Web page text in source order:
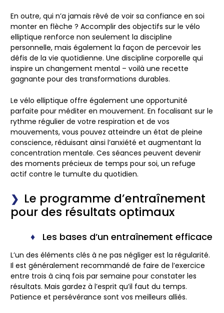
En outre, qui n’a jamais rêvé de voir sa confiance en soi
monter en flèche ? Accomplir des objectifs sur le vélo
elliptique renforce non seulement la discipline
personnelle, mais également la façon de percevoir les
défis de la vie quotidienne. Une discipline corporelle qui
inspire un changement mental – voilà une recette
gagnante pour des transformations durables.
Le vélo elliptique offre également une opportunité
parfaite pour méditer en mouvement. En focalisant sur le
rythme régulier de votre respiration et de vos
mouvements, vous pouvez atteindre un état de pleine
conscience, réduisant ainsi l’anxiété et augmentant la
concentration mentale. Ces séances peuvent devenir
des moments précieux de temps pour soi, un refuge
actif contre le tumulte du quotidien.
Le programme d’entraînement
pour des résultats optimaux
Les bases d’un entraînement efficace
L’un des éléments clés à ne pas négliger est la régularité.
Il est généralement recommandé de faire de l’exercice
entre trois à cinq fois par semaine pour constater les
résultats. Mais gardez à l’esprit qu’il faut du temps.
Patience et persévérance sont vos meilleurs alliés.